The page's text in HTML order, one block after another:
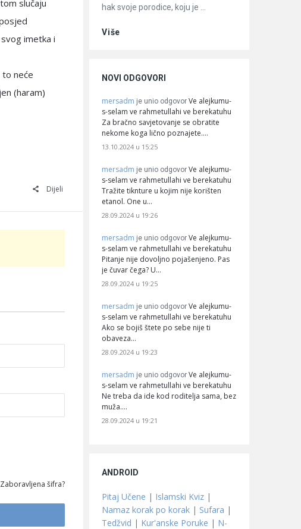
slučaju
imetka i
to neće
(haram)
Dijeli
Zaboravljena šifra?
hak svoje porodice, koju je ...
Više
NOVI ODGOVORI
mersadm je unio odgovor Ve alejkumu-
s-selam ve rahmetullahi ve berekatuhu
Za bračno savjetovanje se obratite
nekome koga lično poznajete.…
13.10.2024 u 15:25
mersadm je unio odgovor Ve alejkumu-
s-selam ve rahmetullahi ve berekatuhu
Tražite tiknture u kojim nije korišten
etanol. One u…
28.09.2024 u 19:26
mersadm je unio odgovor Ve alejkumu-
s-selam ve rahmetullahi ve berekatuhu
Pitanje nije dovoljno pojašenjeno. Pas
je čuvar čega? U…
28.09.2024 u 19:25
mersadm je unio odgovor Ve alejkumu-
s-selam ve rahmetullahi ve berekatuhu
Ako se bojiš štete po sebe nije ti
obaveza…
28.09.2024 u 19:23
mersadm je unio odgovor Ve alejkumu-
s-selam ve rahmetullahi ve berekatuhu
Ne treba da ide kod roditelja sama, bez
muža.…
28.09.2024 u 19:21
ANDROID
Pitaj Učene | Islamski Kviz |
Namaz korak po korak | Sufara |
Tedžvid | Kur'anske Poruke | N-